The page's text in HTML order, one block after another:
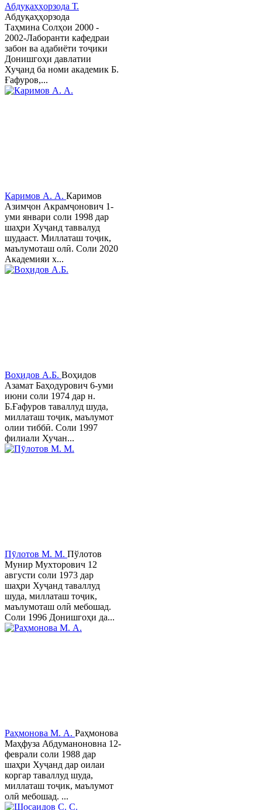
Абдуқаҳҳорзода Т.
Абдуқаҳҳорзода
Таҳмина Солҳои 2000 -
2002-Лаборанти кафедраи
забон ва адабиёти тоҷики
Донишгоҳи давлатии
Хуҷанд ба номи академик Б.
Ғафуров,...
Каримов А. А. Каримов
Азимҷон Акрамҷонович 1-
уми январи соли 1998 дар
шаҳри Хуҷанд таввалуд
шудааст. Миллаташ тоҷик,
маълумоташ олӣ. Соли 2020
Академияи х...
Воҳидов А.Б. Воҳидов
Азамат Баҳодурович 6-уми
июни соли 1974 дар н.
Б.Ғафуров таваллуд шуда,
миллаташ тоҷик, маълумот
олии тиббӣ. Соли 1997
филиали Хучан...
Пӯлотов М. М. Пўлотов
Мунир Мухторович 12
августи соли 1973 дар
шаҳри Хуҷанд таваллуд
шуда, миллаташ тоҷик,
маълумоташ олӣ мебошад.
Соли 1996 Донишгоҳи да...
Раҳмонова М. А. Раҳмонова
Маҳфуза Абдуманоновна 12-
феврали соли 1988 дар
шаҳри Хуҷанд дар оилаи
коргар таваллуд шуда,
миллаташ тоҷик, маълумот
олӣ мебошад. ...